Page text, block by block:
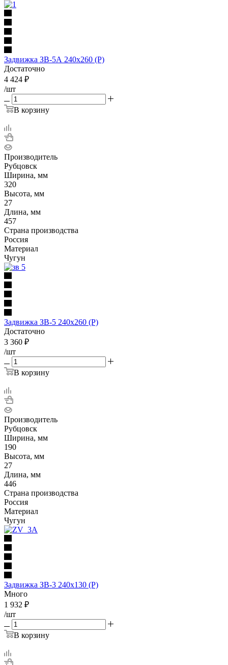
Задвижка ЗВ-5А 240х260 (Р)
Достаточно
4 424 ₽
/шт
В корзину
Производитель
Рубцовск
Ширина, мм
320
Высота, мм
27
Длина, мм
457
Страна производства
Россия
Материал
Чугун
Задвижка ЗВ-5 240х260 (Р)
Достаточно
3 360 ₽
/шт
В корзину
Производитель
Рубцовск
Ширина, мм
190
Высота, мм
27
Длина, мм
446
Страна производства
Россия
Материал
Чугун
Задвижка ЗВ-3 240х130 (Р)
Много
1 932 ₽
/шт
В корзину